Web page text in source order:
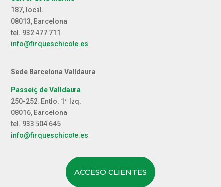
187, local.
08013, Barcelona
tel. 932 477 711
info@finqueschicote.es
Sede Barcelona Valldaura
Passeig de Valldaura
250-252. Entlo. 1ª Izq.
08016, Barcelona
tel. 933 504 645
info@finqueschicote.es
ACCESO CLIENTES